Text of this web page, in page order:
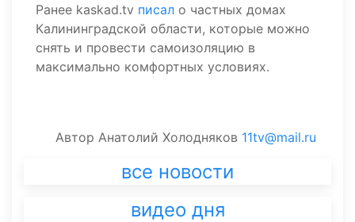
Ранее kaskad.tv писал о частных домах
Калининградской области, которые можно
снять и провести самоизоляцию в
максимально комфортных условиях.
Автор Анатолий Холодняков 11tv@mail.ru
все новости
видео дня